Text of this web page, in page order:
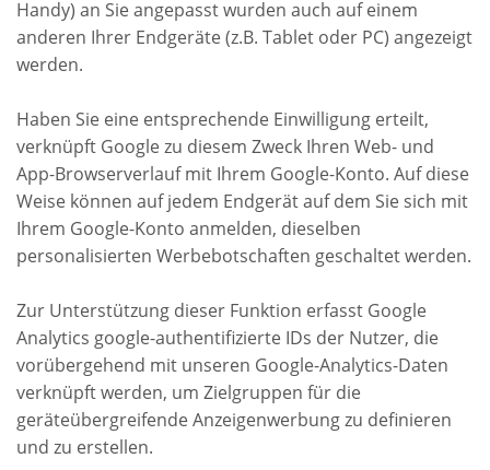
Handy) an Sie angepasst wurden auch auf einem
anderen Ihrer Endgeräte (z.B. Tablet oder PC) angezeigt
werden.
Haben Sie eine entsprechende Einwilligung erteilt,
verknüpft Google zu diesem Zweck Ihren Web- und
App-Browserverlauf mit Ihrem Google-Konto. Auf diese
Weise können auf jedem Endgerät auf dem Sie sich mit
Ihrem Google-Konto anmelden, dieselben
personalisierten Werbebotschaften geschaltet werden.
Zur Unterstützung dieser Funktion erfasst Google
Analytics google-authentifizierte IDs der Nutzer, die
vorübergehend mit unseren Google-Analytics-Daten
verknüpft werden, um Zielgruppen für die
geräteübergreifende Anzeigenwerbung zu definieren
und zu erstellen.